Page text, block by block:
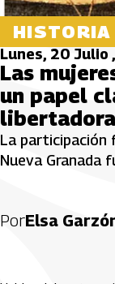
HISTORIA
Lunes, 20 Julio
Las
un papel
libertadora
La participación
Nueva Granada
PorElsa